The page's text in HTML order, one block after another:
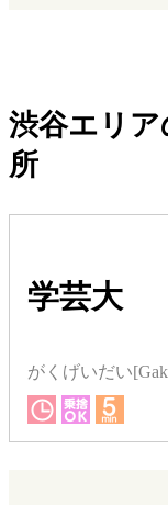
渋谷エリ
所
学芸大
がくげいだい